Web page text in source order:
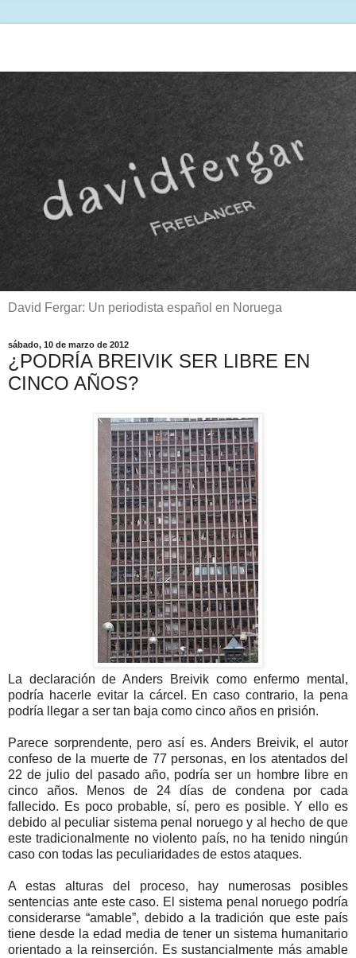
David Fergar: Un periodista español en Noruega
sábado, 10 de marzo de 2012
¿PODRÍA BREIVIK SER LIBRE EN
CINCO AÑOS?
La declaración de Anders Breivik como enfermo mental,
podría hacerle evitar la cárcel. En caso contrario, la pena
podría llegar a ser tan baja como cinco años en prisión.
Parece sorprendente, pero así es. Anders Breivik, el autor
confeso de la muerte de 77 personas, en los atentados del
22 de julio del pasado año, podría ser un hombre libre en
cinco años. Menos de 24 días de condena por cada
fallecido. Es poco probable, sí, pero es posible. Y ello es
debido al peculiar sistema penal noruego y al hecho de que
este tradicionalmente no violento país, no ha tenido ningún
caso con todas las peculiaridades de estos ataques.
A estas alturas del proceso, hay numerosas posibles
sentencias ante este caso. El sistema penal noruego podría
considerarse “amable”, debido a la tradición que este país
tiene desde la edad media de tener un sistema humanitario
orientado a la reinserción. Es sustancialmente más amable